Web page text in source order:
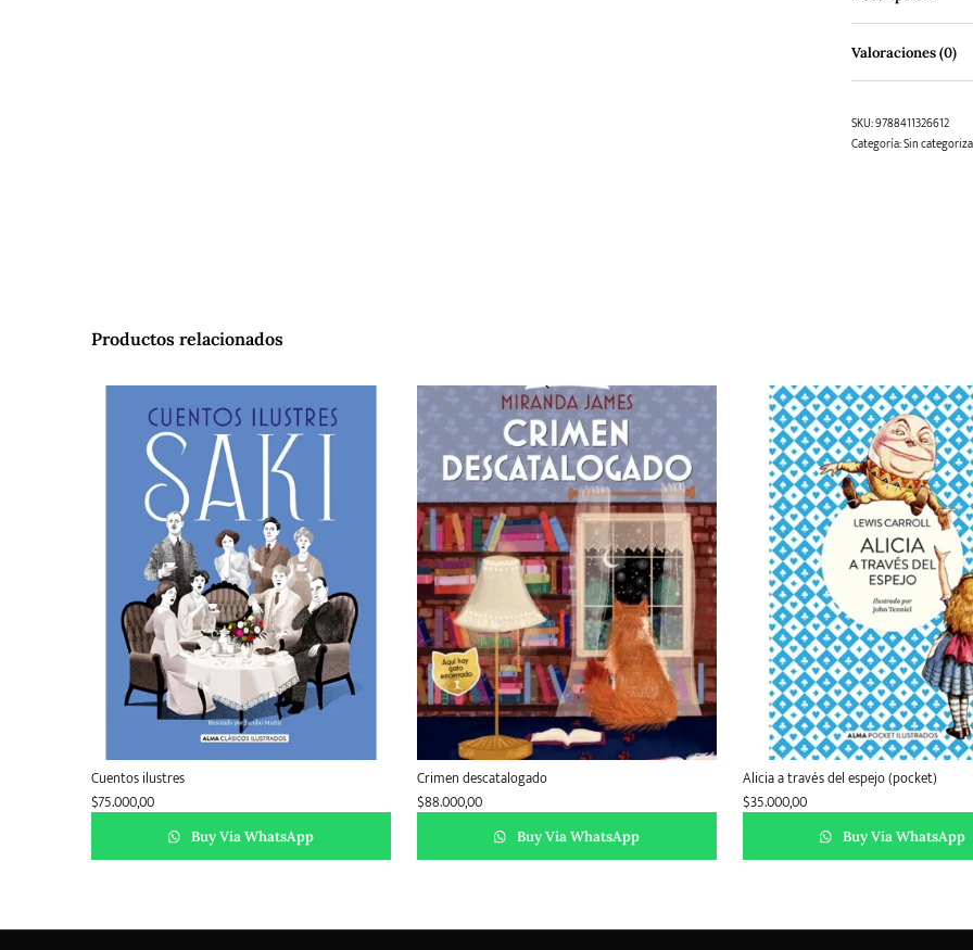
Valoraciones (0)
SKU:9788411326612
Categoría:Sin
Productos relacionados
Cuentos ilustres
$75.000,00
Buy Via WhatsApp
Crimen descatalogado
$88.000,00
Buy Via WhatsApp
Alicia a través del espejo (pocket)
$35.000,00
Buy Via WhatsApp